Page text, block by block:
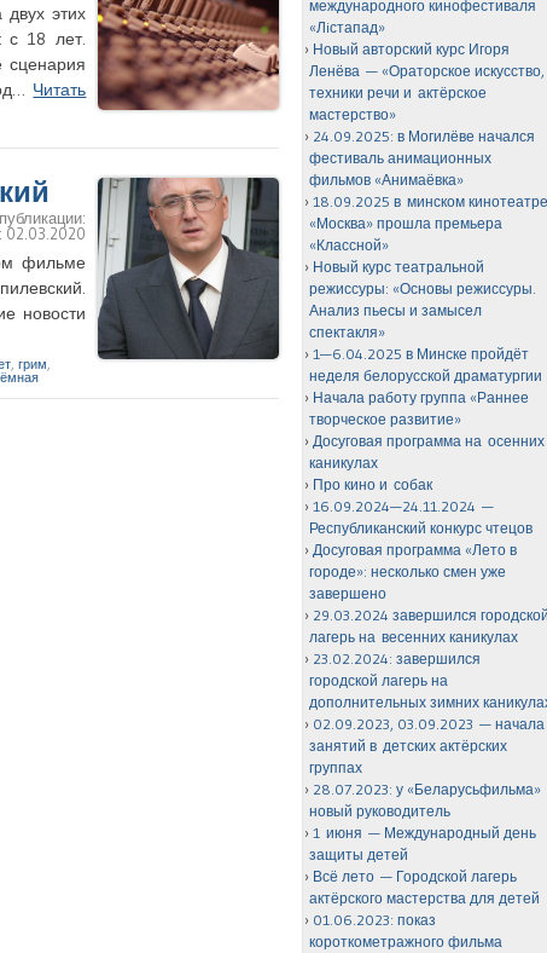
этих
с 18 лет.
Читать
02.03.2020
фильме
новости
грим
международного кинофестиваля
«Лiстапад»
Новый авторский курс Игоря
Ленёва — «Ораторское искусство,
техники речи и актёрское
мастерство»
24.09.2025: в Могилёве начался
фестиваль анимационных
фильмов «Анимаёвка»
18.09.2025 в минском
«Москва» прошла премьера
«Классной»
Новый курс театральной
режиссуры: «Основы режиссуры.
Анализ пьесы и замысел
спектакля»
1—6.04.2025 в Минске пройдёт
неделя белорусской драматургии
Начала работу группа «Раннее
творческое развитие»
Досуговая программа на осенних
каникулах
Про кино и собак
16.09.2024—24.11.2024 —
Республиканский конкурс чтецов
Досуговая программа «Лето в
городе»: несколько смен уже
завершено
29.03.2024 завершился
лагерь на весенних каникулах
23.02.2024: завершился
городской лагерь на
дополнительных зимних
02.09.2023, 03.09.2023 — начала
занятий в детских актёрских
группах
28.07.2023: у «Беларусьфильма»
новый руководитель
1 июня — Международный день
защиты детей
Всё лето — Городской лагерь
актёрского мастерства для детей
01.06.2023: показ
короткометражного фильма